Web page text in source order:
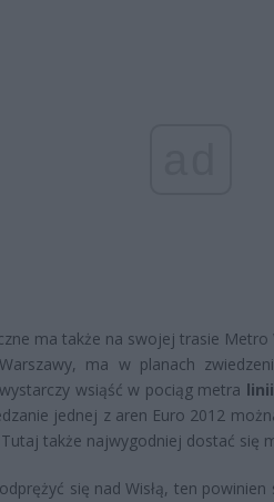
ma także na swojej trasie Metro
ma w planach
wsiąść w pociąg metra
jednej z aren Euro 2012
także najwygodniej dostać się
się nad Wisłą, ten powinien